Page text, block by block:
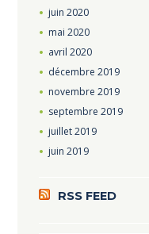
juin 2020
mai 2020
avril 2020
décembre 2019
novembre 2019
septembre 2019
juillet2019
juin 2019
RSS FEED